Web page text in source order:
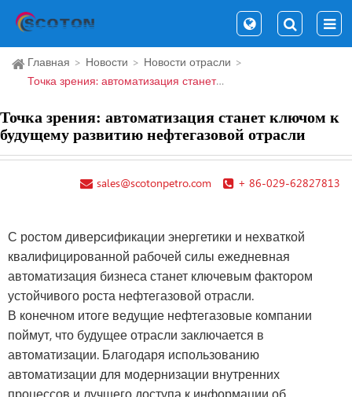
Главная Новости
Новости отрасли
Точка зрения: автоматизация станет ключом к будущему развитию нефтегазовой отрасли
Точка зрения: автоматизация станет ключом к
будущему развитию нефтегазовой отрасли
+ 86-029-62827813
sales@scotonpetro.com
С ростом диверсификации энергетики и нехваткой
квалифицированной рабочей силы ежедневная
автоматизация бизнеса станет ключевым фактором
устойчивого роста нефтегазовой отрасли.
В конечном итоге ведущие нефтегазовые компании
поймут, что будущее отрасли заключается в
автоматизации. Благодаря использованию
автоматизации для модернизации внутренних